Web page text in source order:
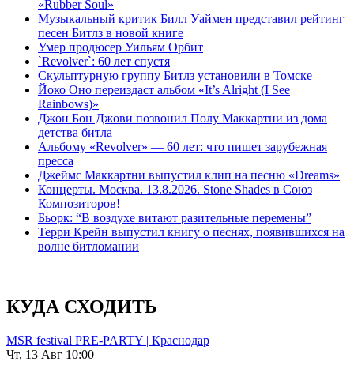
«Rubber Soul»
Музыкальный критик Билл Уаймен представил рейтинг
песен Битлз в новой книге
Умер продюсер Уильям Орбит
`Revolver`: 60 лет спустя
Скульптурную группу Битлз установили в Томске
Йоко Оно переиздаст альбом «It’s Alright (I See
Rainbows)»
Джон Бон Джови позвонил Полу Маккартни из дома
детства битла
Альбому «Revolver» — 60 лет: что пишет зарубежная
пресса
Джеймс Маккартни выпустил клип на песню «Dreams»
Концерты. Москва. 13.8.2026. Stone Shades в Союз
Композиторов!
Бьорк: “В воздухе витают разительные перемены”
Терри Крейн выпустил книгу о песнях, появившихся на
волне битломании
КУДА СХОДИТЬ
MSR festival PRE-PARTY | Краснодар
Чт, 13 Авг 10:00